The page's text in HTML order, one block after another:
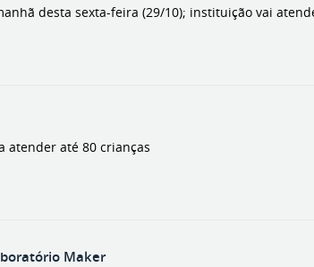
desta sexta-feira (29/10); instituição vai
atender até 80 crianças
Maker